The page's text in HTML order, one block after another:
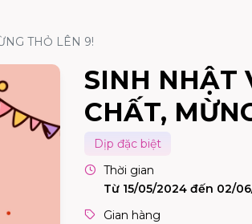
THỎ LÊN 9!
SINH NHẬT
CHẤT,
Dịp đặc biệt
Thời gian
Từ 15/05/2024 đến 02/
Gian hàng